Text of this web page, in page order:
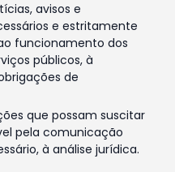
avisos e
e estritamente
funcionamento dos
públicos, à
de
que possam suscitar
pela comunicação
à análise jurídica.